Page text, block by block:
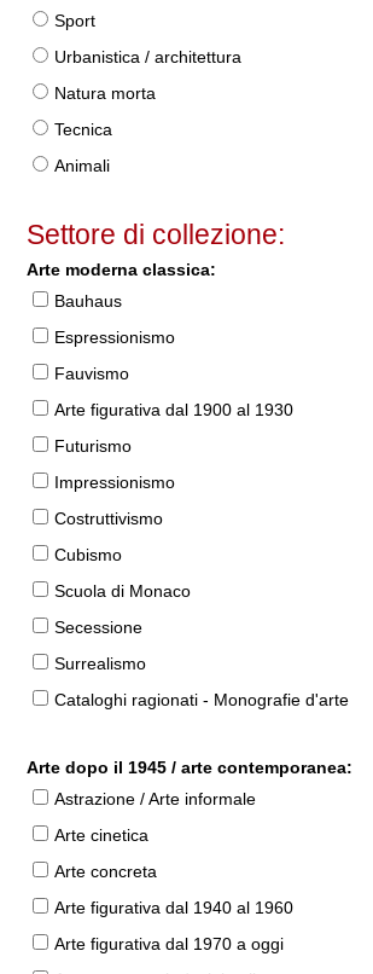
Sport
Urbanistica / architettura
Natura morta
Tecnica
Animali
Settore di collezione:
Arte moderna classica:
Bauhaus
Espressionismo
Fauvismo
Arte figurativa dal 1900 al 1930
Futurismo
Impressionismo
Costruttivismo
Cubismo
Scuola di Monaco
Secessione
Surrealismo
Cataloghi ragionati - Monografie d'arte
Arte dopo il 1945 / arte contemporanea:
Astrazione / Arte informale
Arte cinetica
Arte concreta
Arte figurativa dal 1940 al 1960
Arte figurativa dal 1970 a oggi